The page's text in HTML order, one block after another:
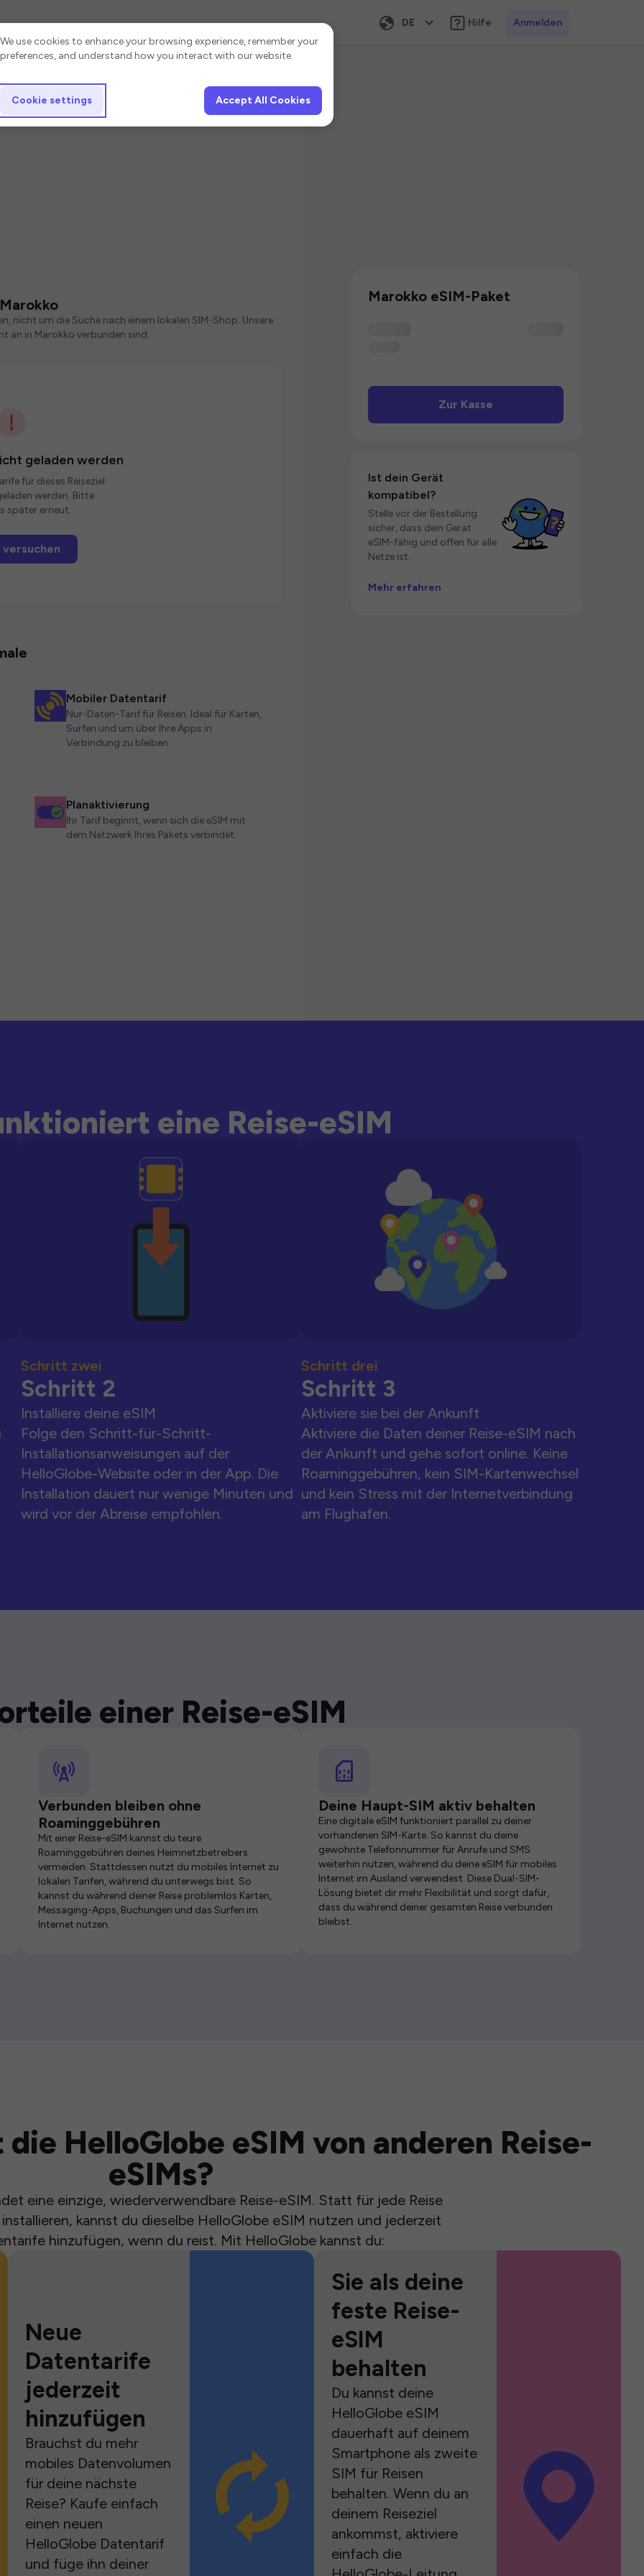
DE Hilfe Anmelden
nicht um die Suche nach einem lokalen SIM-Shop. Unsere
an in Marokko verbunden sind.
geladen werden
für dieses Reiseziel
werden. Bitte
später erneut.
Mobiler Datentarif
Nur-Daten-Tarif für Reisen. Ideal für Karten,
Surfen und um über Ihre Apps in
Verbindung zu bleiben.
Planaktivierung
Ihr Tarif beginnt, wenn sich die eSIM mit
dem Netzwerk Ihres Pakets verbindet.
Marokko eSIM-Paket
Zur Kasse
Ist dein Gerät
kompatibel?
Stelle vor der Bestellung
sicher, dass dein Gerät
eSIM-fähig und offen für alle
Netze ist.
Mehr erfahren
eine Reise-eSIM
Schritt zwei
Schritt 2
Installiere deine eSIM
Folge den Schritt-für-Schritt-
Installationsanweisungen auf der
HelloGlobe-Website oder in der App. Die
Installation dauert nur wenige Minuten und
wird vor der Abreise empfohlen.
Schritt drei
Schritt 3
Aktiviere sie bei der Ankunft
Aktiviere die Daten deiner Reise-eSIM nach
der Ankunft und gehe sofort online. Keine
Roaminggebühren, kein SIM-Kartenwechsel
und kein Stress mit der Internetverbindung
am Flughafen.
einer Reise-eSIM
Verbunden bleiben ohne
Roaminggebühren
Mit einer Reise-eSIM kannst du teure
Roaminggebühren deines Heimnetzbetreibers
vermeiden. Stattdessen nutzt du mobiles Internet zu
lokalen Tarifen, während du unterwegs bist. So
kannst du während deiner Reise problemlos Karten,
Messaging-Apps, Buchungen und das Surfen im
Internet nutzen.
Deine Haupt-SIM aktiv behalten
Eine digitale eSIM funktioniert parallel zu deiner
vorhandenen SIM-Karte. So kannst du deine
gewohnte Telefonnummer für Anrufe und SMS
weiterhin nutzen, während du deine eSIM für mobiles
Internet im Ausland verwendest. Diese Dual-SIM-
Lösung bietet dir mehr Flexibilität und sorgt dafür,
dass du während deiner gesamten Reise verbunden
bleibst.
HelloGlobe eSIM von anderen Reise-
eSIMs?
eine einzige, wiederverwendbare Reise-eSIM. Statt für jede Reise
kannst du dieselbe HelloGlobe eSIM nutzen und jederzeit
hinzufügen, wenn du reist. Mit HelloGlobe kannst du:
Neue
Datentarife
jederzeit
hinzufügen
Brauchst du mehr
mobiles Datenvolumen
für deine nächste
Reise? Kaufe einfach
einen neuen
HelloGlobe Datentarif
und füge ihn deiner
Sie als deine
feste Reise-
eSIM
behalten
Du kannst deine
HelloGlobe eSIM
dauerhaft auf deinem
Smartphone als zweite
SIM für Reisen
behalten. Wenn du an
deinem Reiseziel
ankommst, aktiviere
einfach die
Cookie settings
We use cookies to enhance your browsing experience, remember your
preferences, and understand how you interact with our website.
Cookie settings Accept All Cookies